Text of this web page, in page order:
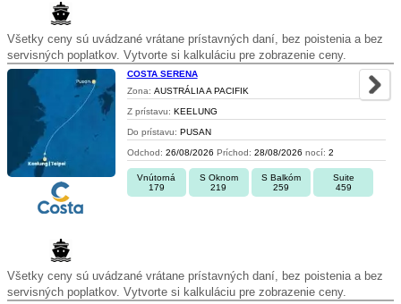
Všetky ceny sú uvádzané vrátane prístavných daní, bez poistenia a bez
servisných poplatkov. Vytvorte si kalkuláciu pre zobrazenie ceny.
COSTA SERENA
Zona: AUSTRÁLIA A PACIFIK
Z prístavu: KEELUNG
Do prístavu: PUSAN
Odchod: 26/08/2026 Príchod: 28/08/2026 nocí: 2
Vnútorná
179
S Oknom
219
S Balkóm
259
Suite
459
Všetky ceny sú uvádzané vrátane prístavných daní, bez poistenia a bez
servisných poplatkov. Vytvorte si kalkuláciu pre zobrazenie ceny.